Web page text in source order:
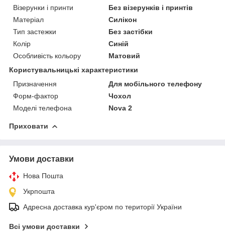
Візерунки і принти
Без візерунків і принтів
Матеріал
Силікон
Тип застежки
Без застібки
Колір
Синій
Особливість кольору
Матовий
Користувальницькі характеристики
Призначення
Для мобільного телефону
Форм-фактор
Чохол
Моделі телефона
Nova 2
Приховати
Умови доставки
Нова Пошта
Укрпошта
Адресна доставка кур'єром по території України
Всі умови доставки